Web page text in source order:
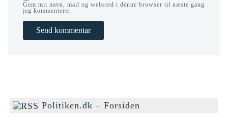
Gem mit navn, mail og websted i denne browser til næste gang
jeg kommenterer.
Politiken.dk – Forsiden